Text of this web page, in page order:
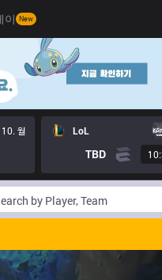
이 New
월 LoL
TBD